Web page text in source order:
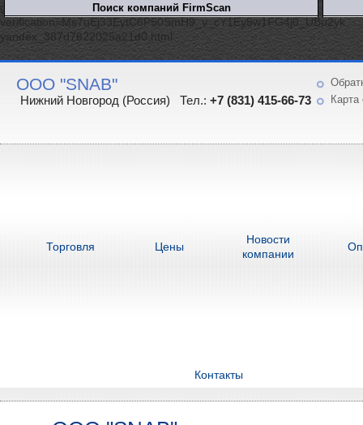
google-site-
verification=Ms7uEj33EytC6P50SmH9_v_cY1Ey5w1FG4j0_UBu2yk
yandex_387d7622025a21d0.html
ООО "SNAB"
Нижний Новгород (Россия) Тел.: +7 (831) 415-66-73
Карта
Торговля Цены
Новости
компании
Контакты